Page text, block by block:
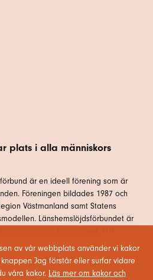
plats i alla människors
är en ideell förening som är
Föreningen bildades 1987 och
Västmanland samt Statens
Länshemslöjdsförbundet är
av vår webbplats använder vi kakor
Jag förstår eller surfar vidare
våra kakor. Läs mer om kakor och